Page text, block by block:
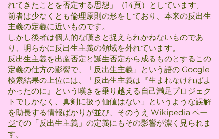
れてきたことを否定する思想」（14頁）としています。
前者は少なくとも倫理原則の形をしており、本来の反出生
主義の定義に近いものです。
しかし後者は個人的な嘆きと捉えられかねないものであ
り、明らかに反出生主義の領域を外れています。
反出生主義を出産否定と誕生否定から成るものとするこの
定義の仕方の影響で、「反出生主義」という語の Google
検索結果の上位には、「反出生主義は『生まれなければよ
かったのに』という嘆きを乗り越える自己満足プロジェク
トでしかなく、真剣に扱う価値はない」というような誤解
を助長する情報ばかりが並び、そのうえ Wikipedia ペー
ジでの「反出生主義」の定義にもその影響が濃く見られま
す。